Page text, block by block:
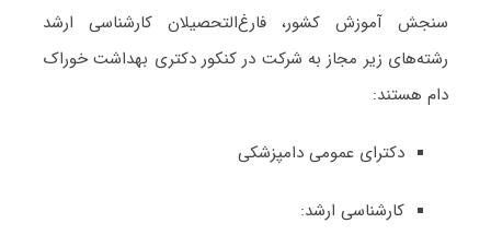
سنجش آموزش کشور، فارغ‌التحصیلان کارشناسی ارشد
رشته‌های زیر مجاز به شرکت در کنکور دکتری ﺑﻬﺪاﺷﺖ ﺧﻮراک
دام هستند:
دکترای عمومی دامپزشکی
کارشناسی ارشد: